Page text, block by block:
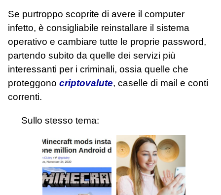
Se purtroppo scoprite di avere il computer
infetto, è consigliabile reinstallare il sistema
operativo e cambiare tutte le proprie password,
partendo subito da quelle dei servizi più
interessanti per i criminali, ossia quelle che
proteggono criptovalute, caselle di mail e conti
correnti.
Sullo stesso tema: